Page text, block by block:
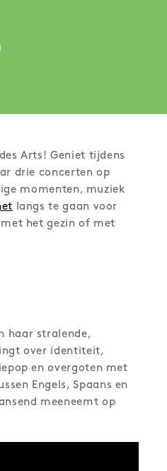
Arts! Geniet tijdens
drie concerten op
momenten, muziek
langs te gaan voor
het gezin of met
haar stralende,
over identiteit,
en overgoten met
Engels, Spaans en
meeneemt op